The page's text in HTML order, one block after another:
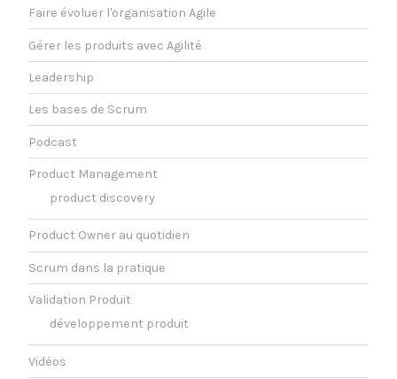
Faire évoluer l'organisation Agile
Gérer les produits avec Agilité
Leadership
Les bases de Scrum
Podcast
Product Management
product discovery
Product Owner au quotidien
Scrum dans la pratique
Validation Produit
développement produit
Vidéos